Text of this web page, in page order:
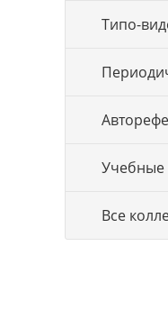
Типо-
Учебные
Все